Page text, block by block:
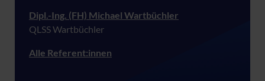
Dipl.-Ing. (FH) Michael Wartbüchler
QLSS Wartbüchler
Alle Referent:innen